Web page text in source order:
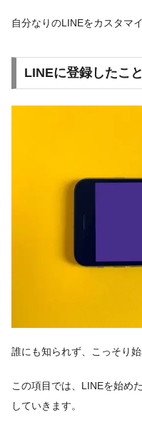
自分なりのLINEをカスタマ
LINEに登録したこ
誰にも知られず、こっそり
この項目では、LINEを始め
していきます。